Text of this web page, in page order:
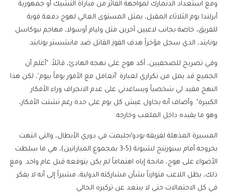
ومع استعداد الدنمارك لمواجهة الفائز من مباراة التشيك أو جمهورية
أيرلندا يوم الثلاثاء المقبل، يمثل المستوى العالي لهوج دفعة قوية
للفريق، خاصة بجانب لاعبين آخرين مثل وليام أوسولا، مهاجم نيوكاسل
يونايتد، الذي سجل مؤخراً هدف الفوز القاتل ضد مانشستر يونايتد.
وفي تصريح للصحفيين، أكد هوج على نهجه الهادئ، قائلاً: "أعلم أن
الجميع قد يمل من تكراري لعبارة 'أتعامل مع الأمور يوماً بيوم'، لكن هذا
النهج مفيد لي شخصياً ويساعدني على عدم الانجراف وراء الأفكار
الكبيرة". وأضاف أنه يحاول عيش كل يوم على حدة رغم تشتت الأفكار،
وهو ما يفيده داخل الملعب وخارجه.
المسيرة المذهلة لفريقه بودو/جليمت في دوري الأبطال، والتي انتهت
بخروجه أمام سبورتنج لشبونة (5-3 بمجموع المباراتين)، هي ما سلطت
الأضواء على هوج، مانحة إياه اهتماماً لم يكن يتوقعه قبل عام واحد. ومع
ذلك، يظل اللاعب متوازناً بشأن مشاركته الدولية، مشيراً إلى أنه لا يفكر
في كل الاحتمالات حتى لا يبتعد عن تركيزه الحالي.